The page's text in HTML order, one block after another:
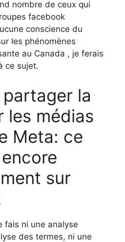
nombre de ceux qui
facebook
conscience du
les phénomènes
au Canada , je ferais
ce sujet.
la
les médias
Meta: ce
sur
fais ni une analyse
des termes, ni une